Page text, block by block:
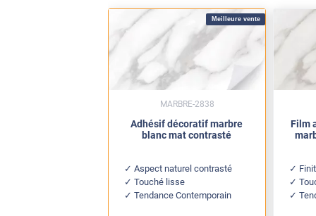
Meilleure vente
Adhésif décoratif marbre
blanc mat contrasté
Aspect naturel contrasté
Touché lisse
Tendance Contemporain
MARBRE-2838
Film